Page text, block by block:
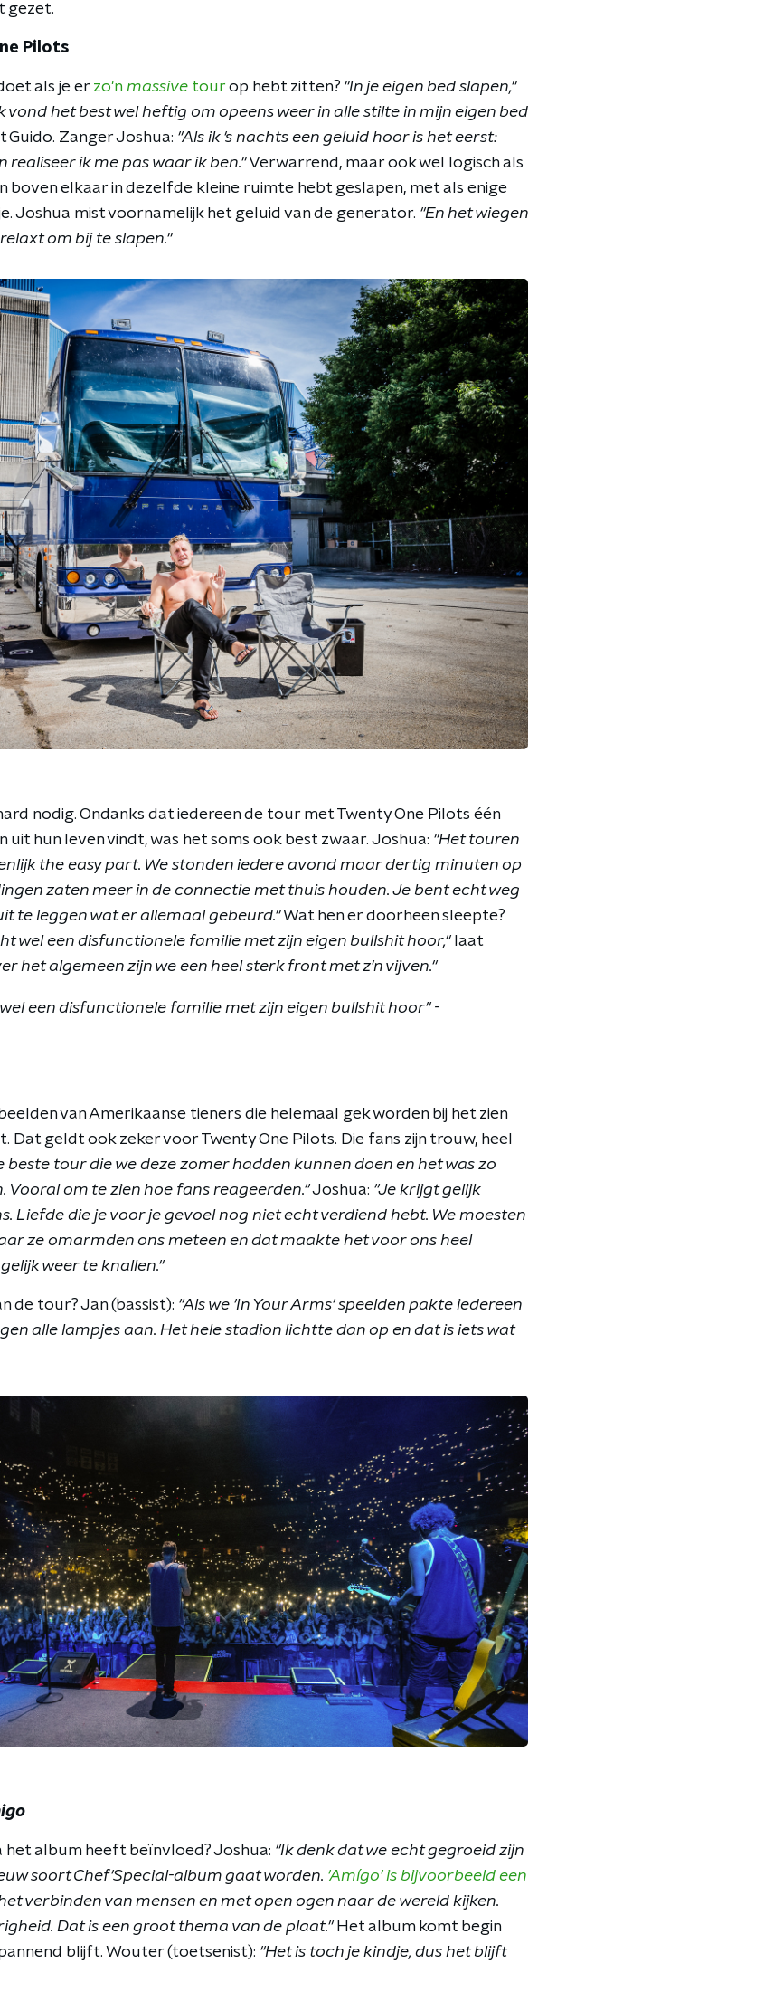
gezet.
Pilots
als je er zo'n massive tour op hebt zitten? "In je eigen bed slapen,"
vond het best wel heftig om opeens weer in alle stilte in mijn eigen bed
Zanger Joshua: "Als ik 's nachts een geluid hoor is het eerst:
realiseer ik me pas waar ik ben."Verwarrend, maar ook wel logisch als
boven elkaar in dezelfde kleine ruimte hebt geslapen, met als enige
Joshua mist voornamelijk het geluid van de generator. "En het wiegen
om bij te slapen."
nodig. Ondanks dat iedereen de tour met Twenty One Pilots één
hun leven vindt, was het soms ook best zwaar. Joshua: "Het touren
the easy part. We stonden iedere avond maar dertig minuten op
zaten meer in de connectie met thuis houden. Je bent echt weg
te leggen wat er allemaal gebeurd."Wat hen er doorheen sleepte?
wel een disfunctionele familie met zijn eigen bullshit hoor,"laat
het algemeen zijn we een heel sterk front met z'n vijven."
een disfunctionele familie met zijn eigen bullshit hoor" -
van Amerikaanse tieners die helemaal gek worden bij het zien
Dat geldt ook zeker voor Twenty One Pilots. Die fans zijn trouw, heel
beste tour die we deze zomer hadden kunnen doen en het was zo
Vooral om te zien hoe fans reageerden."Joshua: "Je krijgt gelijk
Liefde die je voor je gevoel nog niet echt verdiend hebt. We moesten
ze omarmden ons meteen en dat maakte het voor ons heel
weer te knallen."
de tour? Jan (bassist): "Als we 'In Your Arms' speelden pakte iedereen
alle lampjes aan. Het hele stadion lichtte dan op en dat is iets wat
het album heeft beïnvloed? Joshua: "Ik denk dat we echt gegroeid zijn
soort Chef'Special-album gaat worden. 'Amígo' is bijvoorbeeld een
verbinden van mensen en met open ogen naar de wereld kijken.
Dat is een groot thema van de plaat."Het album komt begin
blijft. Wouter (toetsenist): "Het is toch je kindje, dus het blijft